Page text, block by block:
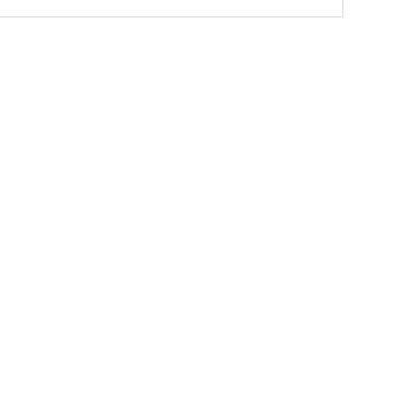
响；<&list>3.稳定器的转向胶套和球头